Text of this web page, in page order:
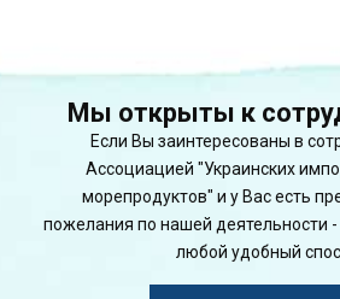
Мы открыты к
Если Вы заинтересованы в
Ассоциацией "Украинских
морепродуктов" и у Вас есть
пожелания по нашей деятельности
любой удобный